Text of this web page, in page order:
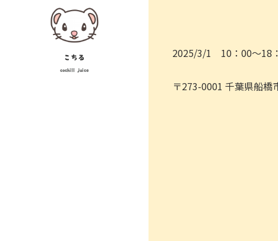
こちる
cochill juice
2025/3/1 10：00～18
〒273-0001 千葉県船橋
ナ
ビ